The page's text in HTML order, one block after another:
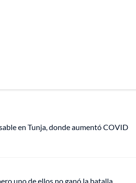
en Tunja, donde aumentó COVID
uno de ellos no ganó la batalla